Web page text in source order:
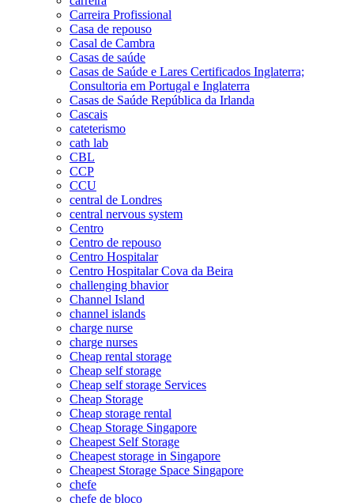
Carreira Profissional
Casa de repouso
Casal de Cambra
Casas de saúde
Casas de Saúde e Lares Certificados Inglaterra;
Consultoria em Portugal e Inglaterra
Casas de Saúde República da Irlanda
Cascais
cateterismo
cath lab
CBL
CCP
CCU
central de Londres
central nervous system
Centro
Centro de repouso
Centro Hospitalar
Centro Hospitalar Cova da Beira
challenging bhavior
Channel Island
channel islands
charge nurse
charge nurses
Cheap rental storage
Cheap self storage
Cheap self storage Services
Cheap Storage
Cheap storage rental
Cheap Storage Singapore
Cheapest Self Storage
Cheapest storage in Singapore
Cheapest Storage Space Singapore
chefe
chefe de bloco